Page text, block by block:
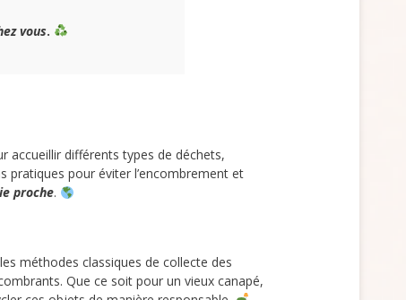
vous.
accueillir différents types de déchets,
pratiques pour éviter l’encombrement et
proche.
méthodes classiques de collecte des
Que ce soit pour un vieux canapé,